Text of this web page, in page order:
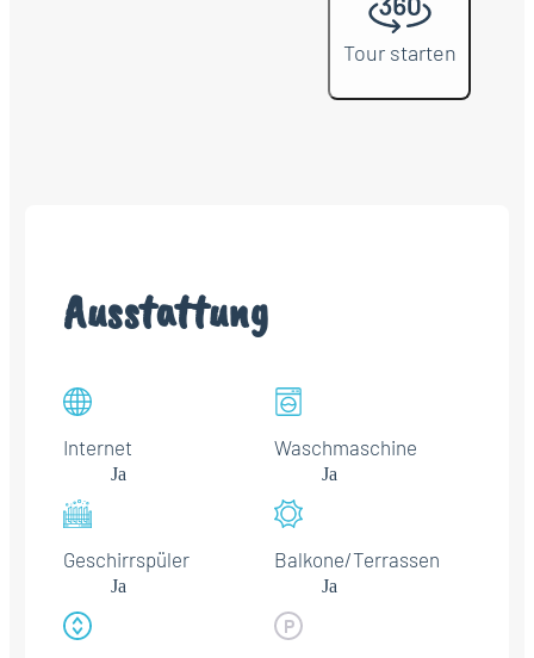
Tour starten
Ausstattung
Internet
Ja
Waschmaschine
Ja
Geschirrspüler
Ja
Balkone/Terrassen
Ja